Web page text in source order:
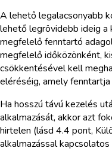
A lehető legalacsonyabb
lehető legrövidebb ideig
megfelelő fenntartó
megfelelő időközönként,
csökkentésével kell
eléréséig, amely
Ha hosszú távú kezelés
alkalmazását, akkor azt
hirtelen (lásd 4.4 pont,
alkalmazással